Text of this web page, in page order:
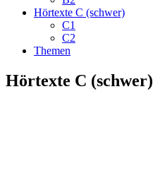
Hörtexte C (schwer)
C1
C2
Themen
Hörtexte C (schwer)